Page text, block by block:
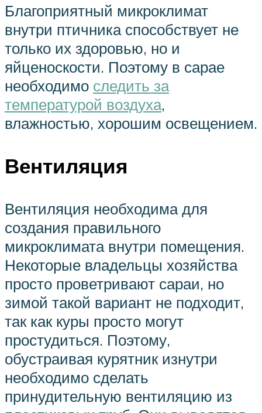
Благоприятный микроклимат
внутри птичника способствует не
только их здоровью, но и
яйценоскости. Поэтому в сарае
необходимо следить за
температурой воздуха,
влажностью, хорошим освещением.
Вентиляция
Вентиляция необходима для
создания правильного
микроклимата внутри помещения.
Некоторые владельцы хозяйства
просто проветривают сараи, но
зимой такой вариант не подходит,
так как куры просто могут
простудиться. Поэтому,
обустраивая курятник изнутри
необходимо сделать
принудительную вентиляцию из